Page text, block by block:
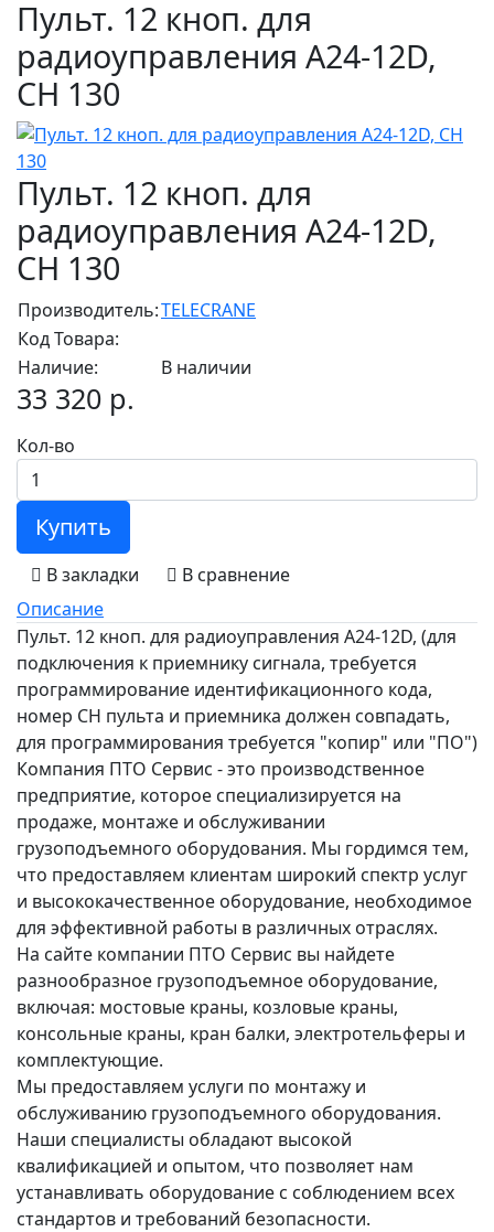
Пульт. 12 кноп. для
радиоуправления А24-12D,
СН 130
Пульт. 12 кноп. для
радиоуправления А24-12D,
СН 130
Производитель:TELECRANE
Код Товара:
Наличие:
В наличии
33 320 р.
Кол-во
Купить
В закладки
В сравнение
Описание
Пульт. 12 кноп. для радиоуправления А24-12D, (для
подключения к приемнику сигнала, требуется
программирование идентификационного кода,
номер СН пульта и приемника должен совпадать,
для программирования требуется "копир" или "ПО")
Компания ПТО Сервис - это производственное
предприятие, которое специализируется на
продаже, монтаже и обслуживании
грузоподъемного оборудования. Мы гордимся тем,
что предоставляем клиентам широкий спектр услуг
и высококачественное оборудование, необходимое
для эффективной работы в различных отраслях.
На сайте компании ПТО Сервис вы найдете
разнообразное грузоподъемное оборудование,
включая: мостовые краны, козловые краны,
консольные краны, кран балки, электротельферы и
комплектующие.
Мы предоставляем услуги по монтажу и
обслуживанию грузоподъемного оборудования.
Наши специалисты обладают высокой
квалификацией и опытом, что позволяет нам
устанавливать оборудование с соблюдением всех
стандартов и требований безопасности.